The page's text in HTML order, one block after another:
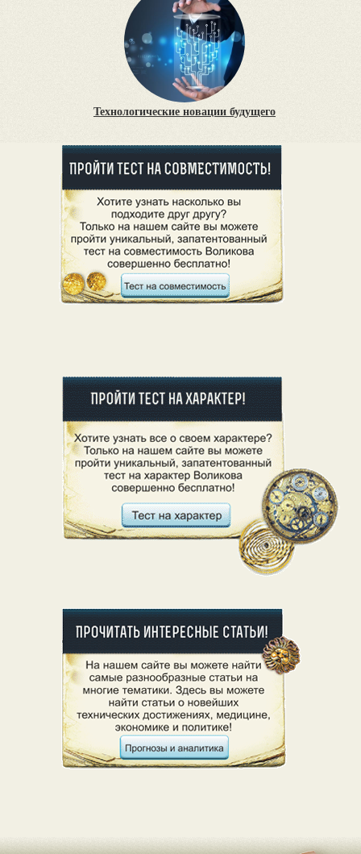
Технологические новации будущего